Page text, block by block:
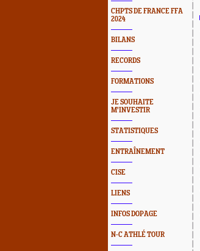
CHPTS DE FRANCE FFA
2024
BILANS
RECORDS
FORMATIONS
JE SOUHAITE
M'INVESTIR
STATISTIQUES
ENTRAÎNEMENT
CISE
LIENS
INFOS DOPAGE
N-C ATHLÉ TOUR